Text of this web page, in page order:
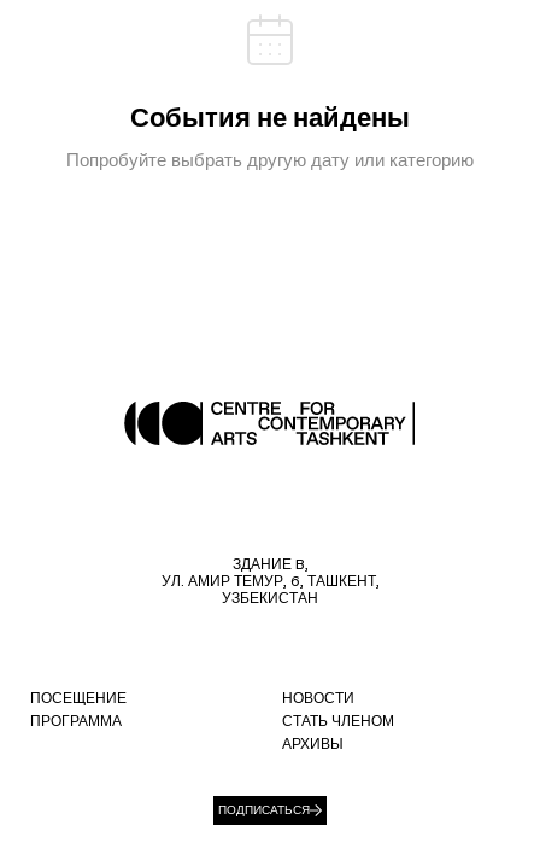
События не найдены
Попробуйте выбрать другую дату или категорию
ЗДАНИЕ B,
УЛ. АМИР ТЕМУР, 6, ТАШКЕНТ,
УЗБЕКИСТАН
ПОСЕЩЕНИЕ
ПРОГРАММА
НОВОСТИ
СТАТЬ ЧЛЕНОМ
АРХИВЫ
ПОДПИСАТЬСЯ